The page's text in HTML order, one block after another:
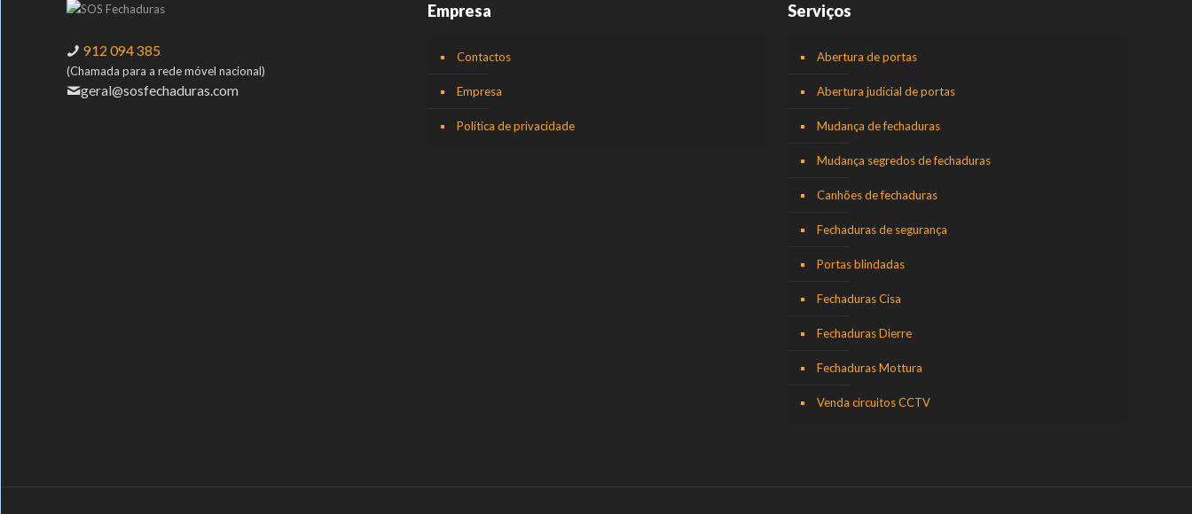
912 094 385
(Chamada para a rede móvel nacional)
geral@sosfechaduras.com
Empresa
Contactos
Empresa
Política de privacidade
Serviços
Abertura de portas
Abertura judicial de portas
Mudança de fechaduras
Mudança segredos de fechaduras
Canhões de fechaduras
Fechaduras de segurança
Portas blindadas
Fechaduras Cisa
Fechaduras Dierre
Fechaduras Mottura
Venda circuitos CCTV